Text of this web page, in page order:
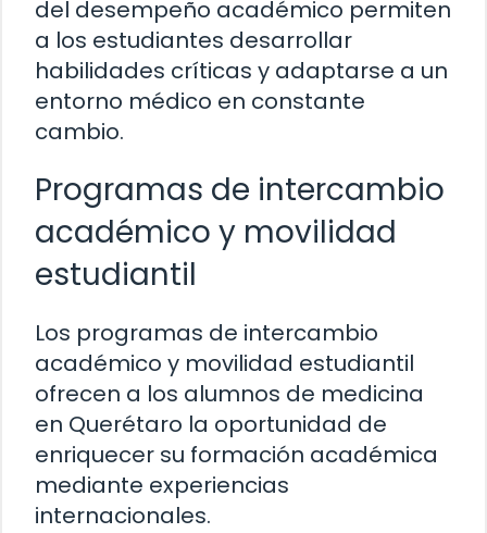
del desempeño académico permiten
a los estudiantes desarrollar
habilidades críticas y adaptarse a un
entorno médico en constante
cambio.
Programas de intercambio
académico y movilidad
estudiantil
Los programas de intercambio
académico y movilidad estudiantil
ofrecen a los alumnos de medicina
en Querétaro la oportunidad de
enriquecer su formación académica
mediante experiencias
internacionales.